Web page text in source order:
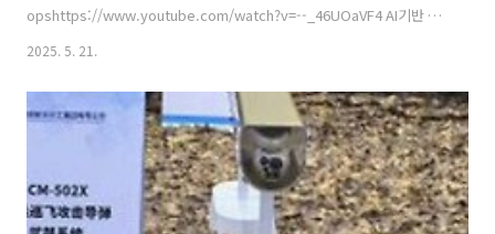
opshttps://www.youtube.com/watch?v=--_46UOaVF4 AI기반 정
https://www.youtube.com/watch?v=ScAd7YhrkS0
2025. 5. 21.